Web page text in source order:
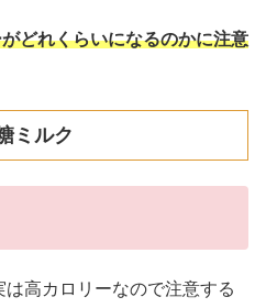
どれくらいになるのかに注意
ミルク
高カロリーなので注意する